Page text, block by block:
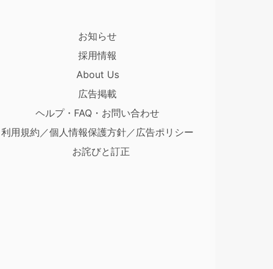
お知らせ
採用情報
About Us
広告掲載
ヘルプ・FAQ・お問い合わせ
利用規約／個人情報保護方針／広告ポリシー
お詫びと訂正